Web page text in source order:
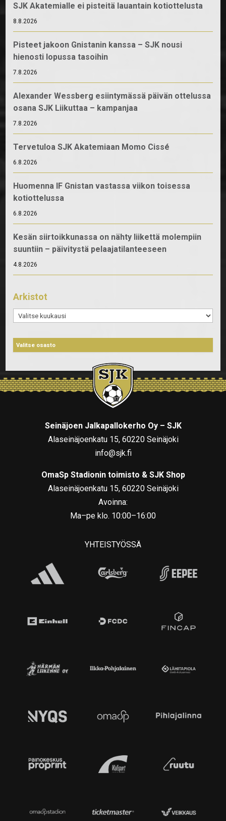
SJK Akatemialle ei pisteitä lauantain kotiottelusta
8.8.2026
Pisteet jakoon Gnistanin kanssa – SJK nousi
hienosti lopussa tasoihin
7.8.2026
Alexander Wessberg esiintymässä päivän ottelussa
osana SJK Liikuttaa – kampanjaa
7.8.2026
Tervetuloa SJK Akatemiaan Momo Cissé
6.8.2026
Huomenna IF Gnistan vastassa viikon toisessa
kotiottelussa
6.8.2026
Kesän siirtoikkunassa on nähty liikettä molempiin
suuntiin – päivitystä pelaajatilanteeseen
4.8.2026
Arkistot
Arkistot
Seinäjoen Jalkapallokerho Oy – SJK
Alaseinäjoenkatu 15, 60220 Seinäjoki
info@sjk.fi
OmaSp Stadionin toimisto & SJK Shop
Alaseinäjoenkatu 15, 60220 Seinäjoki
Avoinna:
Ma–pe klo. 10:00–16:00
YHTEISTYÖSSÄ